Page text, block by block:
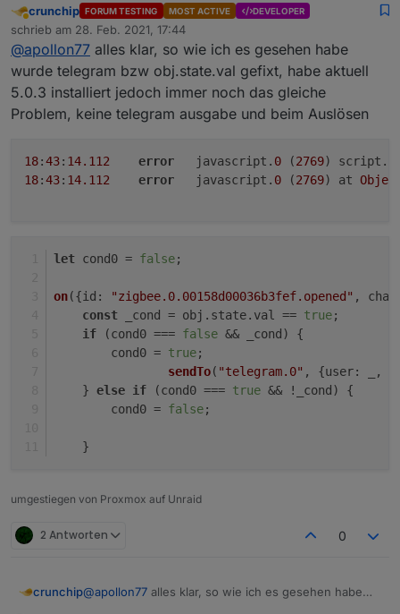
Abwesend
crunchip FORUM TESTING MOST ACTIVE DEVELOPER
schrieb am 28. Feb. 2021, 17:44
zuletzt editiert von
@apollon77 alles klar, so wie ich es gesehen habe
wurde telegram bzw obj.state.val gefixt, habe aktuell
5.0.3 installiert jedoch immer noch das gleiche
Problem, keine telegram ausgabe und beim Auslösen
18:43: 14.112 error
	javascript.
0 (2769)
18:43: 14.112 error
	javascript.
0 (2769) at
let cond0 = false;
on({id : "zigbee.0.00158d00036b3fef.opened" ,
const _cond = obj. state. val == true;
if (cond0 === false && _cond) {
        cond0 =
true;
sendTo( "telegram.0" , {user: _,
    }
else if (cond0 === true && !_cond) {
        cond0 =
false;
    }
umgestiegen von Proxmox auf Unraid
2 Antworten 0
crunchip@apollon77 alles klar, so wie ich es gesehen habe